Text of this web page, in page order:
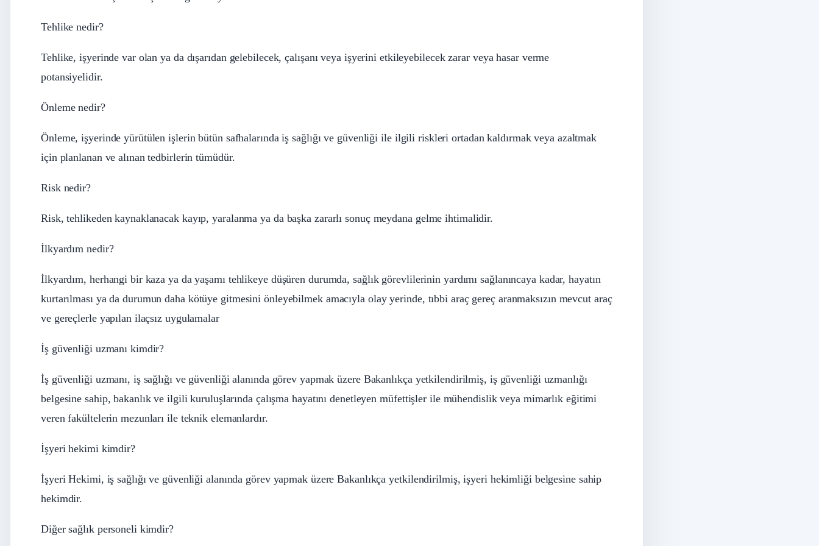
Tehlike nedir?
Tehlike, işyerinde var olan ya da dışarıdan gelebilecek, çalışanı veya işyerini etkileyebilecek zarar veya hasar verme
potansiyelidir.
Önleme nedir?
Önleme, işyerinde yürütülen işlerin bütün safhalarında iş sağlığı ve güvenliği ile ilgili riskleri ortadan kaldırmak veya azaltmak
için planlanan ve alınan tedbirlerin tümüdür.
Risk nedir?
Risk, tehlikeden kaynaklanacak kayıp, yaralanma ya da başka zararlı sonuç meydana gelme ihtimalidir.
İlkyardım nedir?
İlkyardım, herhangi bir kaza ya da yaşamı tehlikeye düşüren durumda, sağlık görevlilerinin yardımı sağlanıncaya kadar, hayatın
kurtarılması ya da durumun daha kötüye gitmesini önleyebilmek amacıyla olay yerinde, tıbbi araç gereç aranmaksızın mevcut araç
ve gereçlerle yapılan ilaçsız uygulamalar
İş güvenliği uzmanı kimdir?
İş güvenliği uzmanı, iş sağlığı ve güvenliği alanında görev yapmak üzere Bakanlıkça yetkilendirilmiş, iş güvenliği uzmanlığı
belgesine sahip, bakanlık ve ilgili kuruluşlarında çalışma hayatını denetleyen müfettişler ile mühendislik veya mimarlık eğitimi
veren fakültelerin mezunları ile teknik elemanlardır.
İşyeri hekimi kimdir?
İşyeri Hekimi, iş sağlığı ve güvenliği alanında görev yapmak üzere Bakanlıkça yetkilendirilmiş, işyeri hekimliği belgesine sahip
hekimdir.
Diğer sağlık personeli kimdir?